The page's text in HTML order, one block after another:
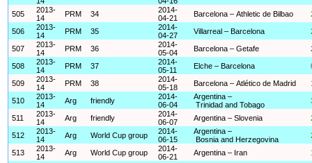
505
2013-
14
PRM 34
2014-
04-21
Barcelona – Athletic de Bilbao
506
2013-
14
PRM 35
2014-
04-27
Villarreal – Barcelona
507
2013-
14
PRM 36
2014-
05-04
Barcelona – Getafe
508
2013-
14
PRM 37
2014-
05-11
Elche – Barcelona
509
2013-
14
PRM 38
2014-
05-18
Barcelona – Atlético de Madrid
510
2013-
14
Arg friendly
2014-
06-04
Argentina –
Trinidad and Tobago
511
2013-
14
Arg friendly
2014-
06-07
Argentina – Slovenia
512
2013-
14
Arg World Cup group
2014-
06-15
Argentina –
Bosnia and Herzegovina
513
2013-
14
Arg World Cup group
2014-
06-21
Argentina – Iran